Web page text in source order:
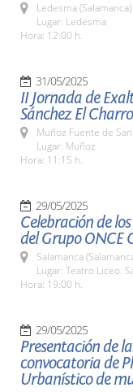
Ledesma (Salamanca)
Lugar: Ledesma
Hora: 12:00 h.
31/05/2025
II Jornada de
Sánchez El Charro
Muñoz Fuente de
Lugar: Muñoz
Hora: 11:15 h.
29/05/2025
Celebración de
del Grupo ONCE
Salamanca
Lugar: Teatro Liceo.
Hora: 19:00 h.
29/05/2025
Presentación de
convocatoria de
Urbanístico de